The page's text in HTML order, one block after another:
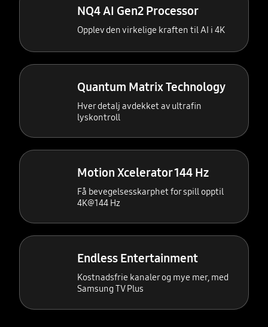
NQ4 AI Gen2 Processor
Opplev den virkelige kraften til AI i 4K
Quantum Matrix Technology
Hver detalj avdekket av ultrafin
lyskontroll
Motion Xcelerator 144 Hz
Få bevegelsesskarphet for spill opptil
4K@144 Hz
Endless Entertainment
Kostnadsfrie kanaler og mye mer, med
Samsung TV Plus